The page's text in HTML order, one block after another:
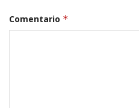
Comentario *